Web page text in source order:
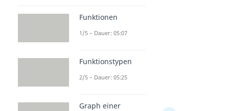
Funktionen
1/5 – Dauer: 05:07
Funktionstypen
2/5 – Dauer: 05:25
Graph einer